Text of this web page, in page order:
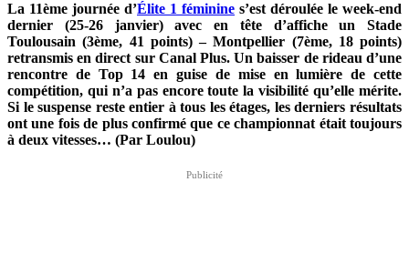
La 11ème journée d’Élite 1 féminine s’est déroulée le week-end
dernier (25-26 janvier) avec en tête d’affiche un Stade
Toulousain (3ème, 41 points) – Montpellier (7ème, 18 points)
retransmis en direct sur Canal Plus. Un baisser de rideau d’une
rencontre de Top 14 en guise de mise en lumière de cette
compétition, qui n’a pas encore toute la visibilité qu’elle mérite.
Si le suspense reste entier à tous les étages, les derniers résultats
ont une fois de plus confirmé que ce championnat était toujours
à deux vitesses… (Par Loulou)